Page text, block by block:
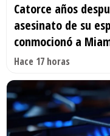
Catorce años
asesinato de su
conmocionó a
Hace 17 horas